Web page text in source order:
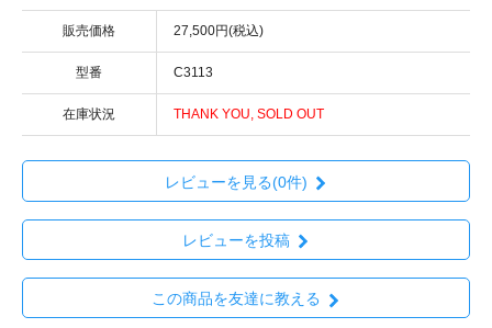
販売価格 27,500円(税込)
型番 C3113
在庫状況 THANK YOU, SOLD OUT
レビューを見る(0件)
レビューを投稿
この商品を友達に教える